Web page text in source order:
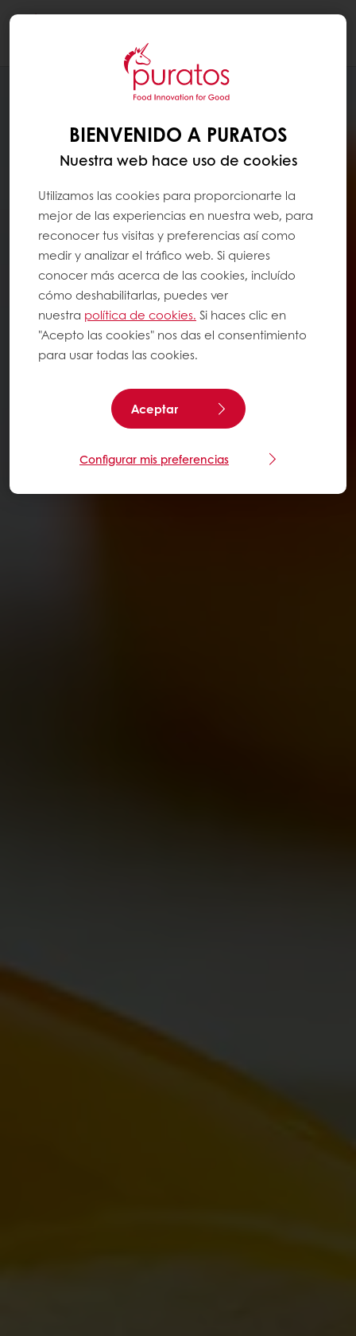
BIENVENIDO A PURATOS
Nuestra web hace uso de cookies
Utilizamos las cookies para proporcionarte la
mejor de las experiencias en nuestra web, para
reconocer tus visitas y preferencias así como
medir y analizar el tráfico web. Si quieres
conocer más acerca de las cookies, incluído
cómo deshabilitarlas, puedes ver
nuestra política de cookies. Si haces clic en
"Acepto las cookies" nos das el consentimiento
para usar todas las cookies.
Aceptar
Configurar mis preferencias